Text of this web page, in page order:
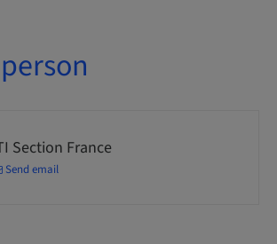
Section France
Send email